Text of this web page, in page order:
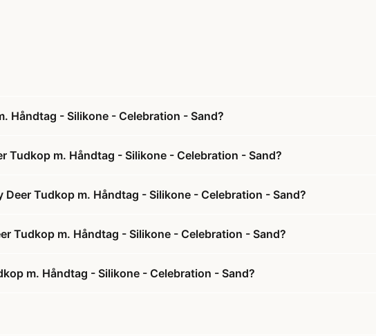
Håndtag - Silikone - Celebration - Sand?
Tudkop m. Håndtag - Silikone - Celebration - Sand?
Tudkop m. Håndtag - Silikone - Celebration - Sand?
Tudkop m. Håndtag - Silikone - Celebration - Sand?
m. Håndtag - Silikone - Celebration - Sand?